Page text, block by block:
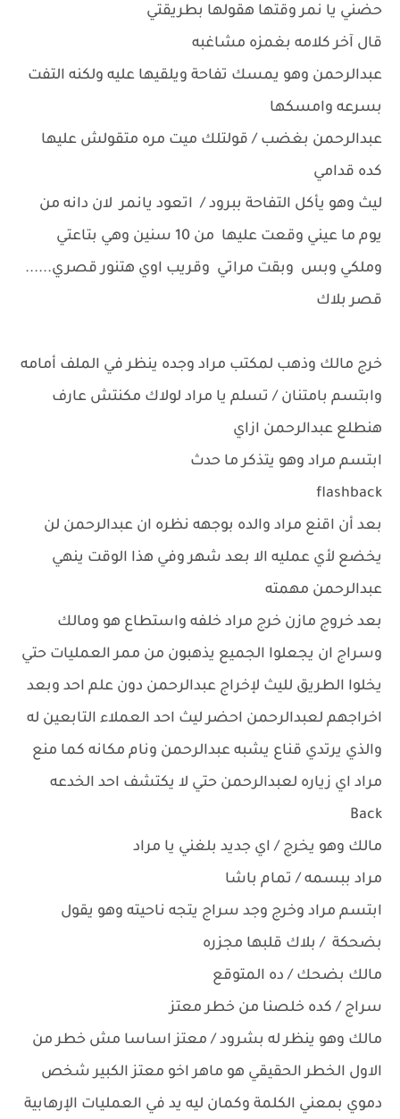
حضني يا نمر وقتها هقولها بطريقتي
قال آخر كلامه بغمزه مشاغبه
عبدالرحمن وهو يمسك تفاحة ويلقيها عليه ولكنه التفت
بسرعه وامسكها
عبدالرحمن بغضب / قولتلك ميت مره متقولش عليها
كده قدامي
ليث وهو يأكل التفاحة ببرود / اتعود يانمر لان دانه من
يوم ما عيني وقعت عليها من 10 سنين وهي بتاعتي
وملكي وبس وبقت مراتي وقريب اوي هتنور قصري......
قصر بلاك
خرج مالك وذهب لمكتب مراد وجده ينظر في الملف أمامه
وابتسم بامتنان / تسلم يا مراد لولاك مكنتش عارف
هنطلع عبدالرحمن ازاي
ابتسم مراد وهو يتذكر ما حدث
flashback
بعد أن اقنع مراد والده بوجهه نظره ان عبدالرحمن لن
يخضع لأي عمليه الا بعد شهر وفي هذا الوقت ينهي
عبدالرحمن مهمته
بعد خروج مازن خرج مراد خلفه واستطاع هو ومالك
وسراج ان يجعلوا الجميع يذهبون من ممر العمليات حتي
يخلوا الطريق لليث لإخراج عبدالرحمن دون علم احد وبعد
اخراجهم لعبدالرحمن احضر ليث احد العملاء التابعين له
والذي يرتدي قناع يشبه عبدالرحمن ونام مكانه كما منع
مراد اي زياره لعبدالرحمن حتي لا يكتشف احد الخدعه
Back
مالك وهو يخرج / اي جديد بلغني يا مراد
مراد ببسمه / تمام باشا
ابتسم مراد وخرج وجد سراج يتجه ناحيته وهو يقول
بضحكة / بلاك قلبها مجزره
مالك بضحك / ده المتوقع
سراج / كده خلصنا من خطر معتز
مالك وهو ينظر له بشرود / معتز اساسا مش خطر من
الاول الخطر الحقيقي هو ماهر اخو معتز الكبير شخص
دموي بمعني الكلمة وكمان ليه يد في العمليات الإرهابية